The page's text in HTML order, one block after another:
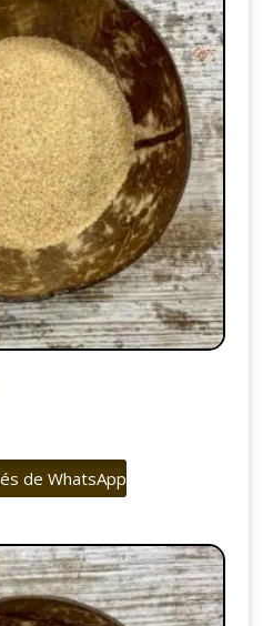
de WhatsApp